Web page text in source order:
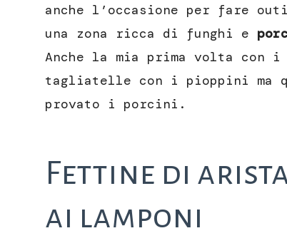
anche l’occasione per fare
una zona ricca di funghi e
Anche la mia prima volta con
tagliatelle con i pioppini
provato i porcini.
Fettine di
ai lamponi